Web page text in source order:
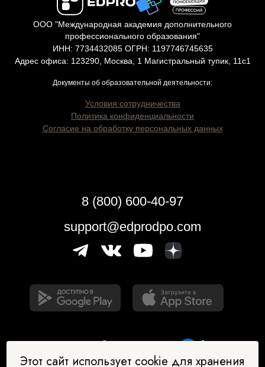
ООО "Международная академия дополнительного
профессионального образования"
ИНН: 7734432085 ОГРН: 1197746745635
Адрес офиса: 123290, Москва, 1 Магистральный тупик, 11с1
Документы об образовательной деятельности:
Условия сотрудничества
Политика конфиденциальности
Согласие на обработку персональных данных
8 (800) 600-40-97
support@edprodpo.com
Этот сайт использует cookie для хранения